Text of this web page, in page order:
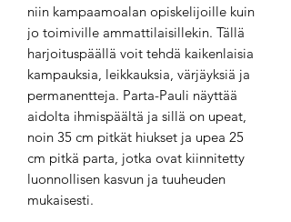
niin kampaamoalan opiskelijoille kuin
jo toimiville ammattilaisillekin. Tällä
harjoituspäällä voit tehdä kaikenlaisia
kampauksia, leikkauksia, värjäyksiä ja
permanentteja. Parta-Pauli näyttää
aidolta ihmispäältä ja sillä on upeat,
noin 35 cm pitkät hiukset ja upea 25
cm pitkä parta, jotka ovat kiinnitetty
luonnollisen kasvun ja tuuheuden
mukaisesti.